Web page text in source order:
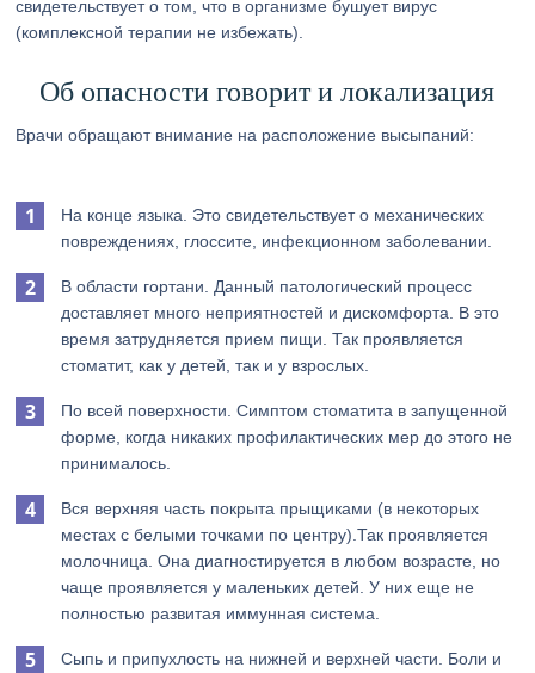
свидетельствует о том, что в организме бушует вирус
(комплексной терапии не избежать).
Об опасности говорит и локализация
Врачи обращают внимание на расположение высыпаний:
На конце языка. Это свидетельствует о механических
повреждениях, глоссите, инфекционном заболевании.
В области гортани. Данный патологический процесс
доставляет много неприятностей и дискомфорта. В это
время затрудняется прием пищи. Так проявляется
стоматит, как у детей, так и у взрослых.
По всей поверхности. Симптом стоматита в запущенной
форме, когда никаких профилактических мер до этого не
принималось.
Вся верхняя часть покрыта прыщиками (в некоторых
местах с белыми точками по центру).Так проявляется
молочница. Она диагностируется в любом возрасте, но
чаще проявляется у маленьких детей. У них еще не
полностью развитая иммунная система.
Сыпь и припухлость на нижней и верхней части. Боли и